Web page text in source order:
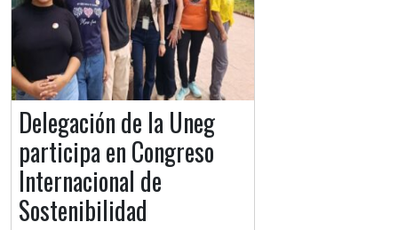
Delegación de la Uneg
participa en Congreso
Internacional de
Sostenibilidad